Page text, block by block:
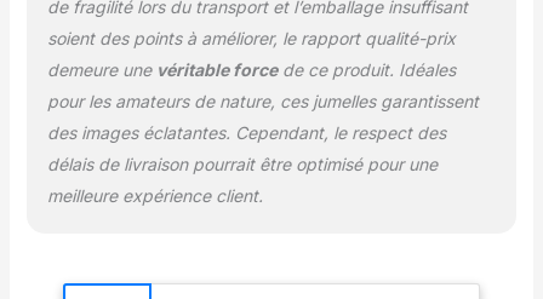
d'objectif
de fragilité lors du transport et l’emballage insuffisant
soient des points à améliorer, le rapport qualité-prix
demeure une véritable forcede ce produit. Idéales
pour les amateurs de nature, ces jumelles garantissent
des images éclatantes. Cependant, le respect des
délais de livraison pourrait être optimisé pour une
meilleure expérience client.